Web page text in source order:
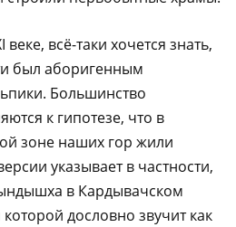
всё-таки хочется знать,
был аборигенным
Большинство
к гипотезе, что в
зоне наших гор жили
указывает в частности,
в Кардывачском
дословно звучит как